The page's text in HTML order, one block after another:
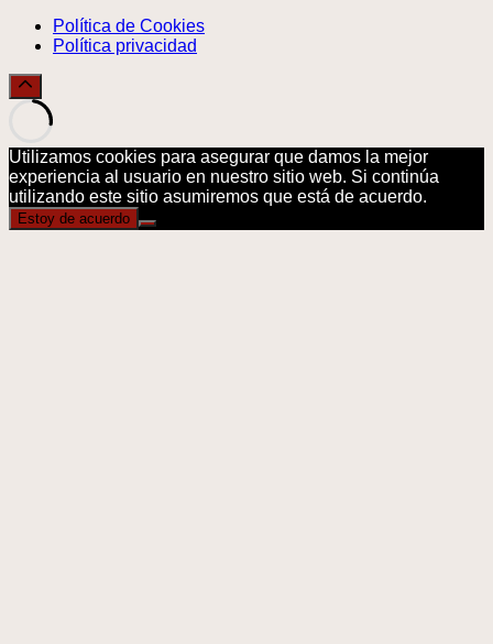
Política de Cookies
Política privacidad
Utilizamos cookies para asegurar que damos la mejor
experiencia al usuario en nuestro sitio web. Si continúa
utilizando este sitio asumiremos que está de acuerdo.
Estoy de acuerdo